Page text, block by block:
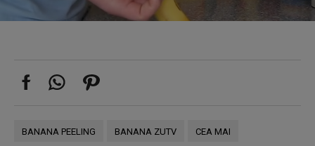
BANANA PEELING BANANA ZUTV CEA MAI